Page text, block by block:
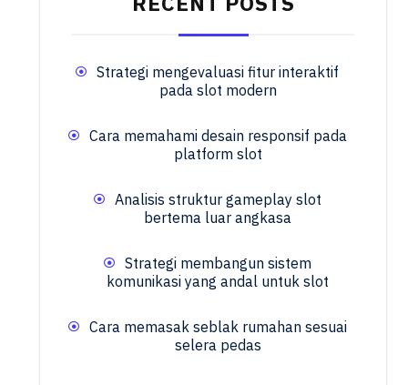
Strategi mengevaluasi fitur interaktif
pada slot modern
Cara memahami desain responsif pada
platform slot
Analisis struktur gameplay slot
bertema luar angkasa
Strategi membangun sistem
komunikasi yang andal untuk slot
Cara memasak seblak rumahan sesuai
selera pedas